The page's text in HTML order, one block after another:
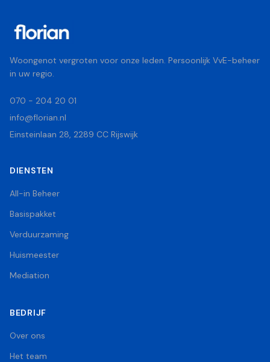
Woongenot vergroten voor onze leden. Persoonlijk VvE-beheer
in uw regio.
070 - 204 20 01
info@florian.nl
Einsteinlaan 28, 2289 CC Rijswijk
DIENSTEN
All-in Beheer
Basispakket
Verduurzaming
Huismeester
Mediation
BEDRIJF
Over ons
Het team